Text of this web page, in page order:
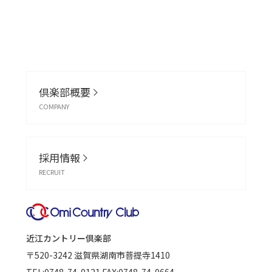
倶楽部概要
COMPANY
採用情報
RECRUIT
近江カントリー倶楽部
〒520-3242 滋賀県湖南市菩提寺1410